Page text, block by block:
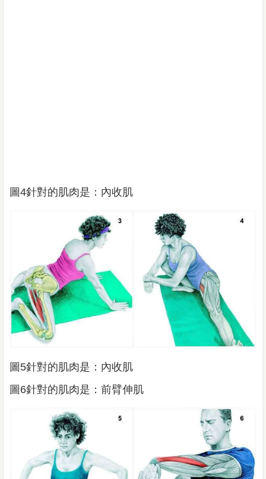
圖4針對的肌肉是：內收肌
圖5針對的肌肉是：內收肌
圖6針對的肌肉是：前臂伸肌